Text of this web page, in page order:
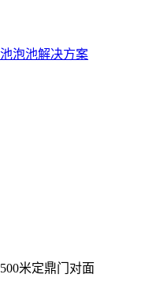
泡池解决方案
米定鼎门对面